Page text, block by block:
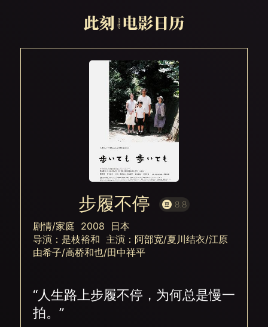
步履不停 8.8
剧情/家庭 2008 日本
导演：是枝裕和 主演：阿部宽/夏川结衣/江原
由希子/高桥和也/田中祥平
“人生路上步履不停，为何总是慢一
拍。”